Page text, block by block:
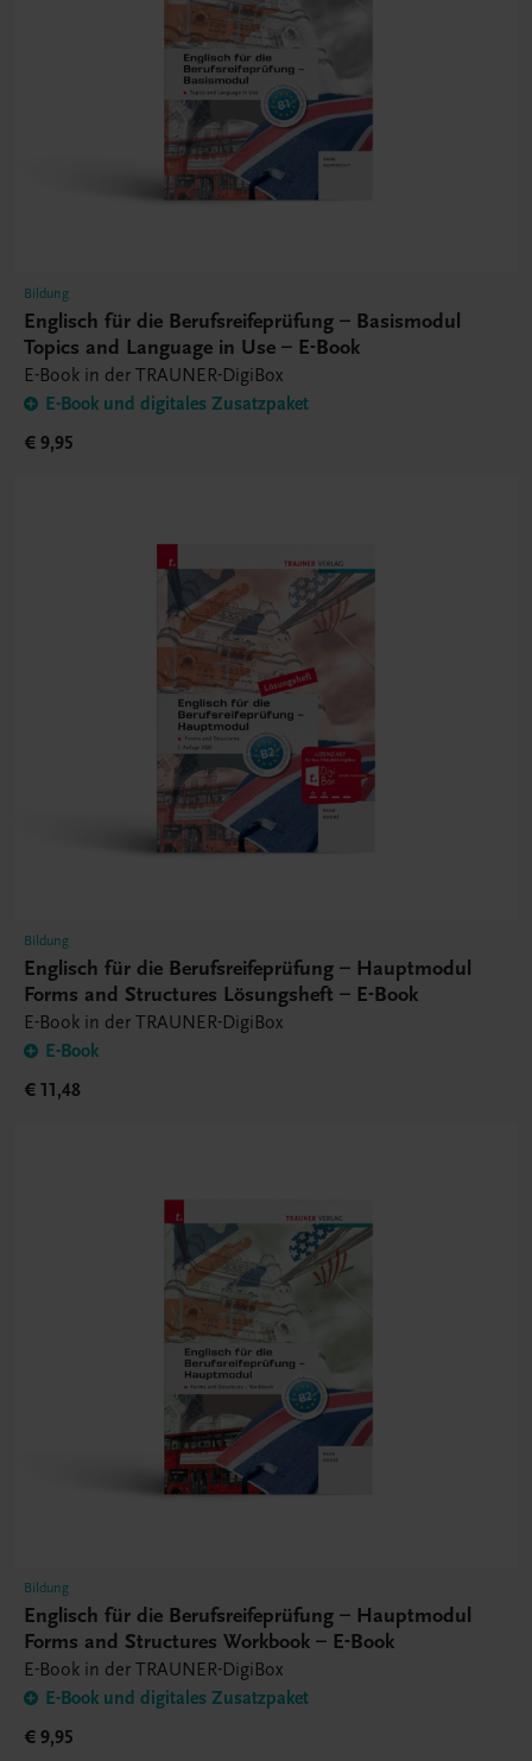
Bildung
Englisch für die Berufsreifeprüfung – Basismodul
Topics and Language in Use – E-Book
E-Book in der TRAUNER-DigiBox
E-Book und digitales Zusatzpaket
€ 9,95
Bildung
Englisch für die Berufsreifeprüfung – Hauptmodul
Forms and Structures Lösungsheft – E-Book
E-Book in der TRAUNER-DigiBox
E-Book
€ 11,48
Bildung
Englisch für die Berufsreifeprüfung – Hauptmodul
Forms and Structures Workbook – E-Book
E-Book in der TRAUNER-DigiBox
E-Book und digitales Zusatzpaket
€ 9,95